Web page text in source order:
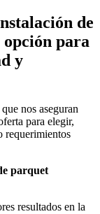
de
opción para
y
nos aseguran
para elegir,
requerimientos
parquet
resultados en la